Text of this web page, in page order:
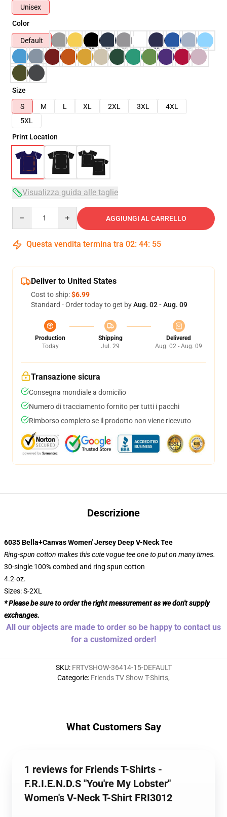
Unisex
Color
Default
Size
S
M L XL 2XL 3XL
4XL
5XL
Print Location
Visualizza guida alle taglie
AGGIUNGI AL CARRELLO
Questa vendita termina tra 02: 44: 54
Deliver to United States
Cost to ship:$6.99
Standard - Order today to get byAug. 02 - Aug. 09
Production
Today
Shipping
Jul. 29
Delivered
Aug. 02 - Aug. 09
Transazione sicura
Consegna mondiale a domicilio
Numero di tracciamento fornito per tutti i pacchi
Rimborso completo se il prodotto non viene ricevuto
Descrizione
6035 Bella+Canvas Women' Jersey Deep V-Neck Tee
Ring-spun cotton makes this cute vogue tee one to put on many times.
30-single 100% combed and ring spun cotton
4.2-oz.
Sizes: S-2XL
* Please be sure to order the right measurement as we don't supply
exchanges.
All our objects are made to order so be happy to contact us
for a customized order!
SKU: FRTVSHOW-36414-15-DEFAULT
Categorie: Friends TV Show T-Shirts,
What Customers Say
1 reviews for Friends T-Shirts -
F.R.I.E.N.D.S "You're My Lobster"
Women's V-Neck T-Shirt FRI3012